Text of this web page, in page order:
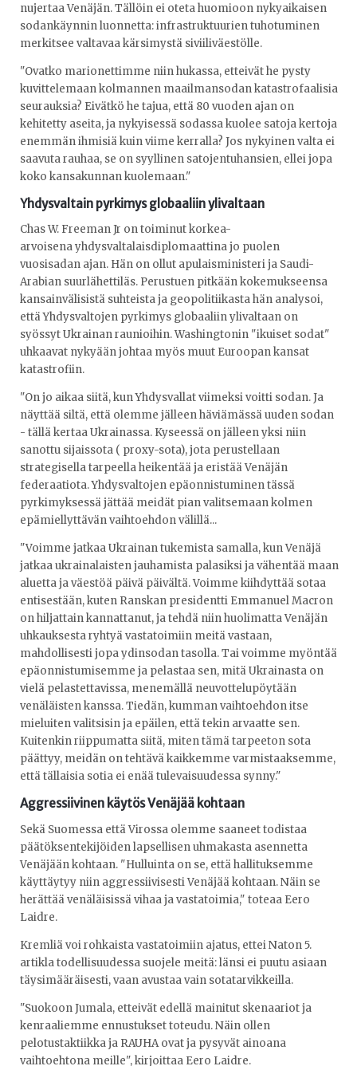
nujertaa Venäjän. Tällöin ei oteta huomioon nykyaikaisen
sodankäynnin luonnetta: infrastruktuurien tuhotuminen
merkitsee valtavaa kärsimystä siviiliväestölle.
"Ovatko marionettimme niin hukassa, etteivät he pysty
kuvittelemaan kolmannen maailmansodan katastrofaalisia
seurauksia? Eivätkö he tajua, että 80 vuoden ajan on
kehitetty aseita, ja nykyisessä sodassa kuolee satoja kertoja
enemmän ihmisiä kuin viime kerralla? Jos nykyinen valta ei
saavuta rauhaa, se on syyllinen satojentuhansien, ellei jopa
koko kansakunnan kuolemaan."
Yhdysvaltain pyrkimys globaaliin ylivaltaan
Chas W. Freeman Jr on toiminut korkea-
arvoisena yhdysvaltalaisdiplomaattina jo puolen
vuosisadan ajan. Hän on ollut apulaisministeri ja Saudi-
Arabian suurlähettiläs. Perustuen pitkään kokemukseensa
kansainvälisistä suhteista ja geopolitiikasta hän analysoi,
että Yhdysvaltojen pyrkimys globaaliin ylivaltaan on
syössyt Ukrainan raunioihin. Washingtonin "ikuiset sodat"
uhkaavat nykyään johtaa myös muut Euroopan kansat
katastrofiin.
"On jo aikaa siitä, kun Yhdysvallat viimeksi voitti sodan. Ja
näyttää siltä, että olemme jälleen häviämässä uuden sodan
- tällä kertaa Ukrainassa. Kyseessä on jälleen yksi niin
sanottu sijaissota ( proxy-sota), jota perustellaan
strategisella tarpeella heikentää ja eristää Venäjän
federaatiota. Yhdysvaltojen epäonnistuminen tässä
pyrkimyksessä jättää meidät pian valitsemaan kolmen
epämiellyttävän vaihtoehdon välillä...
"Voimme jatkaa Ukrainan tukemista samalla, kun Venäjä
jatkaa ukrainalaisten jauhamista palasiksi ja vähentää maan
aluetta ja väestöä päivä päivältä. Voimme kiihdyttää sotaa
entisestään, kuten Ranskan presidentti Emmanuel Macron
on hiljattain kannattanut, ja tehdä niin huolimatta Venäjän
uhkauksesta ryhtyä vastatoimiin meitä vastaan,
mahdollisesti jopa ydinsodan tasolla. Tai voimme myöntää
epäonnistumisemme ja pelastaa sen, mitä Ukrainasta on
vielä pelastettavissa, menemällä neuvottelupöytään
venäläisten kanssa. Tiedän, kumman vaihtoehdon itse
mieluiten valitsisin ja epäilen, että tekin arvaatte sen.
Kuitenkin riippumatta siitä, miten tämä tarpeeton sota
päättyy, meidän on tehtävä kaikkemme varmistaaksemme,
että tällaisia sotia ei enää tulevaisuudessa synny."
Aggressiivinen käytös Venäjää kohtaan
Sekä Suomessa että Virossa olemme saaneet todistaa
päätöksentekijöiden lapsellisen uhmakasta asennetta
Venäjään kohtaan. "Hulluinta on se, että hallituksemme
käyttäytyy niin aggressiivisesti Venäjää kohtaan. Näin se
herättää venäläisissä vihaa ja vastatoimia," toteaa Eero
Laidre.
Kremliä voi rohkaista vastatoimiin ajatus, ettei Naton 5.
artikla todellisuudessa suojele meitä: länsi ei puutu asiaan
täysimääräisesti, vaan avustaa vain sotatarvikkeilla.
"Suokoon Jumala, etteivät edellä mainitut skenaariot ja
kenraaliemme ennustukset toteudu. Näin ollen
pelotustaktiikka ja RAUHA ovat ja pysyvät ainoana
vaihtoehtona meille", kirjoittaa Eero Laidre.